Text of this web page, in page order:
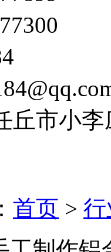
丘市小
首页 >